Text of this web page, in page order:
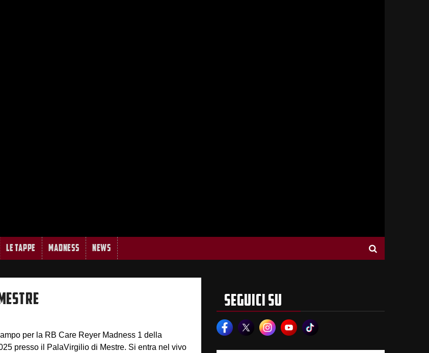
Le tappe MADNESS News
per la RB Care Reyer Madness 1 della
presso il PalaVirgilio di Mestre. Si entra nel vivo
SEGUICI SU